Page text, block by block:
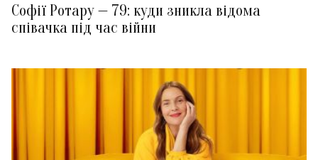
Софії Ротару — 79: куди зникла відома
співачка під час війни